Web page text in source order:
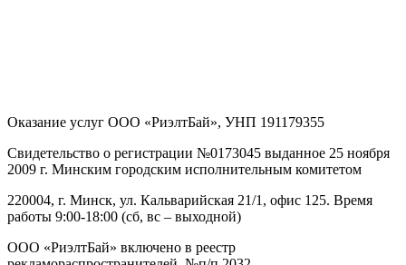
Оказание услуг ООО «РиэлтБай», УНП 191179355
Свидетельство о регистрации №0173045 выданное 25 ноября
2009 г. Минским городским исполнительным комитетом
220004, г. Минск, ул. Кальварийская 21/1, офис 125. Время
работы 9:00-18:00 (сб, вс – выходной)
ООО «РиэлтБай» включено в реестр